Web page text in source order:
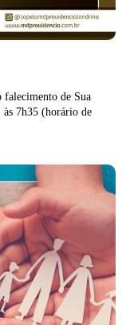
falecimento de Sua
às 7h35 (horário de